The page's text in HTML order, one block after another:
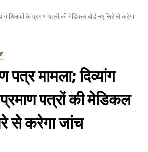
शिक्षकों के प्रमाण पत्रों की मेडिकल बोर्ड नए सिरे से करेगा
पत्र मामला; दिव्यांग
पत्रों की मेडिकल
से करेगा जांच